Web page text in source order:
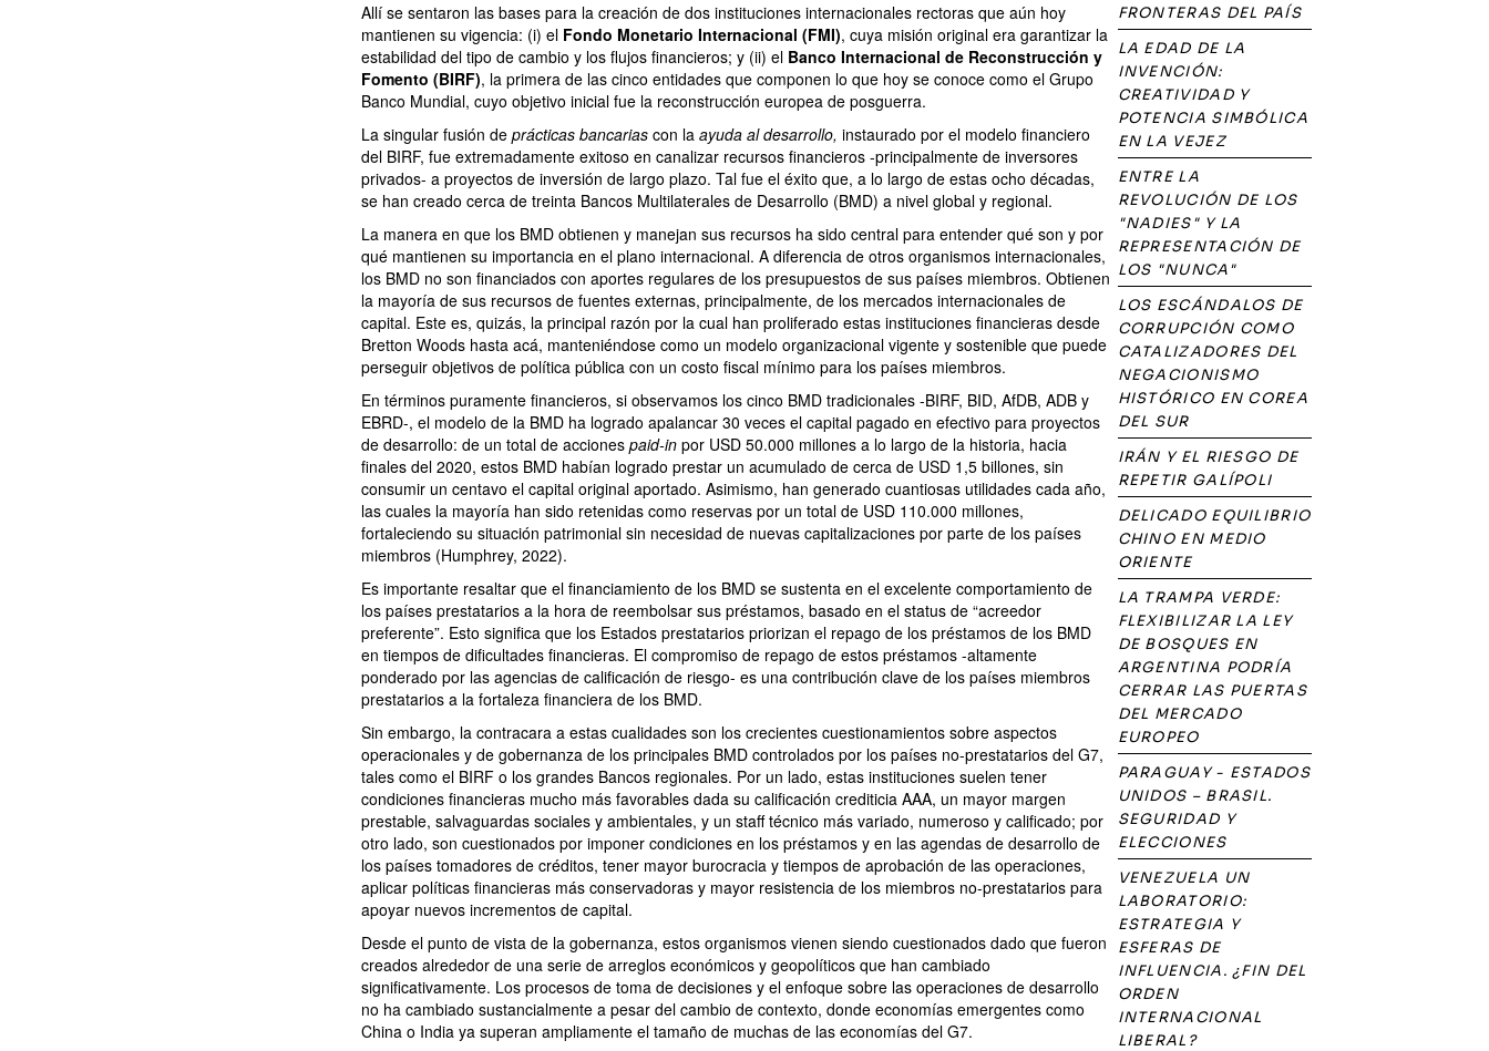
Allí se sentaron las bases para la creación de dos instituciones internacionales rectoras que aún hoy
mantienen su vigencia: (i) el Fondo Monetario Internacional (FMI), cuya misión original era garantizar la
estabilidad del tipo de cambio y los flujos financieros; y (ii) el Banco Internacional de Reconstrucción y
Fomento (BIRF), la primera de las cinco entidades que componen lo que hoy se conoce como el Grupo
Banco Mundial, cuyo objetivo inicial fue la reconstrucción europea de posguerra.
La singular fusión de prácticas bancarias con la ayuda al desarrollo, instaurado por el modelo financiero
del BIRF, fue extremadamente exitoso en canalizar recursos financieros -principalmente de inversores
privados- a proyectos de inversión de largo plazo. Tal fue el éxito que, a lo largo de estas ocho décadas,
se han creado cerca de treinta Bancos Multilaterales de Desarrollo (BMD) a nivel global y regional.
La manera en que los BMD obtienen y manejan sus recursos ha sido central para entender qué son y por
qué mantienen su importancia en el plano internacional. A diferencia de otros organismos internacionales,
los BMD no son financiados con aportes regulares de los presupuestos de sus países miembros. Obtienen
la mayoría de sus recursos de fuentes externas, principalmente, de los mercados internacionales de
capital. Este es, quizás, la principal razón por la cual han proliferado estas instituciones financieras desde
Bretton Woods hasta acá, manteniéndose como un modelo organizacional vigente y sostenible que puede
perseguir objetivos de política pública con un costo fiscal mínimo para los países miembros.
En términos puramente financieros, si observamos los cinco BMD tradicionales -BIRF, BID, AfDB, ADB y
EBRD-, el modelo de la BMD ha logrado apalancar 30 veces el capital pagado en efectivo para proyectos
de desarrollo: de un total de acciones paid-in por USD 50.000 millones a lo largo de la historia, hacia
finales del 2020, estos BMD habían logrado prestar un acumulado de cerca de USD 1,5 billones, sin
consumir un centavo el capital original aportado. Asimismo, han generado cuantiosas utilidades cada año,
las cuales la mayoría han sido retenidas como reservas por un total de USD 110.000 millones,
fortaleciendo su situación patrimonial sin necesidad de nuevas capitalizaciones por parte de los países
miembros (Humphrey, 2022).
Es importante resaltar que el financiamiento de los BMD se sustenta en el excelente comportamiento de
los países prestatarios a la hora de reembolsar sus préstamos, basado en el status de “acreedor
preferente”. Esto significa que los Estados prestatarios priorizan el repago de los préstamos de los BMD
en tiempos de dificultades financieras. El compromiso de repago de estos préstamos -altamente
ponderado por las agencias de calificación de riesgo- es una contribución clave de los países miembros
prestatarios a la fortaleza financiera de los BMD.
Sin embargo, la contracara a estas cualidades son los crecientes cuestionamientos sobre aspectos
operacionales y de gobernanza de los principales BMD controlados por los países no-prestatarios del G7,
tales como el BIRF o los grandes Bancos regionales. Por un lado, estas instituciones suelen tener
condiciones financieras mucho más favorables dada su calificación crediticia AAA, un mayor margen
prestable, salvaguardas sociales y ambientales, y un staff técnico más variado, numeroso y calificado; por
otro lado, son cuestionados por imponer condiciones en los préstamos y en las agendas de desarrollo de
los países tomadores de créditos, tener mayor burocracia y tiempos de aprobación de las operaciones,
aplicar políticas financieras más conservadoras y mayor resistencia de los miembros no-prestatarios para
apoyar nuevos incrementos de capital.
Desde el punto de vista de la gobernanza, estos organismos vienen siendo cuestionados dado que fueron
creados alrededor de una serie de arreglos económicos y geopolíticos que han cambiado
significativamente. Los procesos de toma de decisiones y el enfoque sobre las operaciones de desarrollo
no ha cambiado sustancialmente a pesar del cambio de contexto, donde economías emergentes como
China o India ya superan ampliamente el tamaño de muchas de las economías del G7.
FRONTERAS DEL PAÍS
LA EDAD DE LA
INVENCIÓN:
CREATIVIDAD Y
POTENCIA SIMBÓLICA
EN LA VEJEZ
ENTRE LA
REVOLUCIÓN DE LOS
"NADIES" Y LA
REPRESENTACIÓN DE
LOS "NUNCA"
LOS ESCÁNDALOS DE
CORRUPCIÓN COMO
CATALIZADORES DEL
NEGACIONISMO
HISTÓRICO EN COREA
DEL SUR
IRÁN Y EL RIESGO DE
REPETIR GALÍPOLI
DELICADO EQUILIBRIO
CHINO EN MEDIO
ORIENTE
LA TRAMPA VERDE:
FLEXIBILIZAR LA LEY
DE BOSQUES EN
ARGENTINA PODRÍA
CERRAR LAS PUERTAS
DEL MERCADO
EUROPEO
PARAGUAY - ESTADOS
UNIDOS – BRASIL.
SEGURIDAD Y
ELECCIONES
VENEZUELA UN
LABORATORIO:
ESTRATEGIA Y
ESFERAS DE
INFLUENCIA. ¿FIN DEL
ORDEN
INTERNACIONAL
LIBERAL?